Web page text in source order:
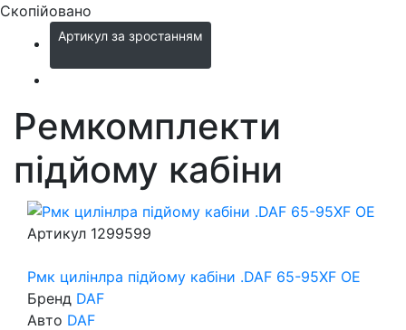
Скопійовано
Артикул за зростанням
Ремкомплекти
підйому кабіни
Артикул 1299599
Рмк цилінлра підйому кабіни .DAF 65-95XF OE
Бренд DAF
Авто DAF